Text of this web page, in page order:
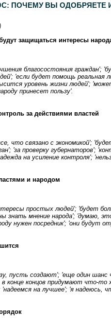
ПОЧЕМУ ВЫ ОДОБРЯЕТЕ
защищаться интересы
благосостояния
'если будет помощь
уровень жизни людей';
принесет пользу'.
за действиями властей
что связано с экономикой';
'за проверку губернаторов';
на усиление контроля';
и народом
простых людей'; 'будет
знать мнение народа'; 'думаю,
нужен посредник'; 'они будут
пусть создают'; 'еще один
конце концов придумают что-
'надеемся на лучшее'; 'я надеюсь,